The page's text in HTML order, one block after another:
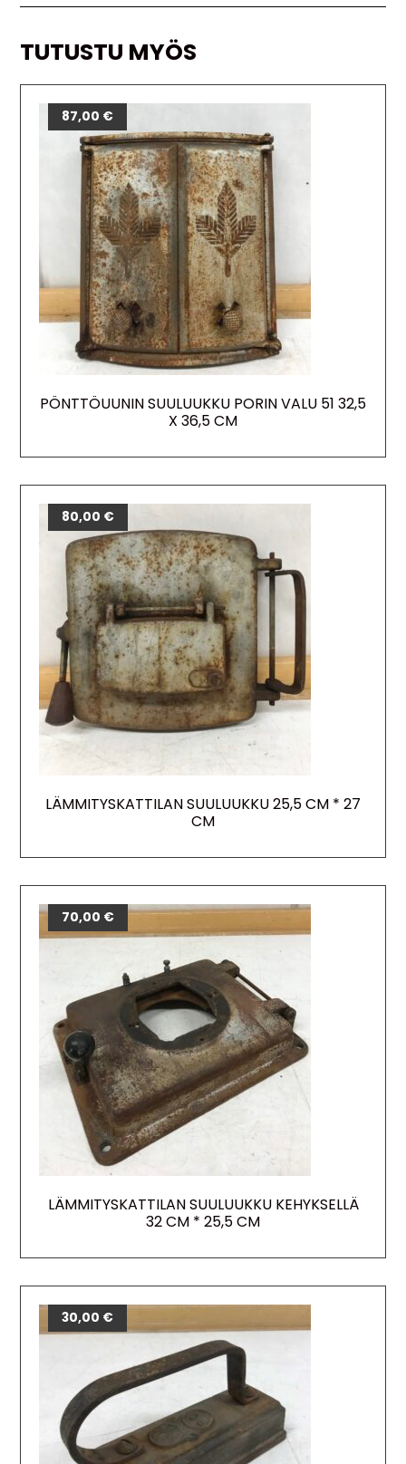
TUTUSTU MYÖS
PÖNTTÖUUNIN SUULUUKKU PORIN VALU 51 32,5
X 36,5 CM
87,00 €
LÄMMITYSKATTILAN SUULUUKKU 25,5 CM * 27
CM
80,00 €
LÄMMITYSKATTILAN SUULUUKKU KEHYKSELLÄ
32 CM * 25,5 CM
70,00 €
30,00 €